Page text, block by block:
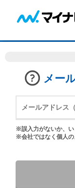
メー
※誤入力がないか、い
※会社ではなく個人の